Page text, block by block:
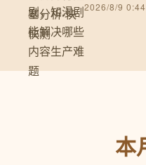
2026/8/9
本